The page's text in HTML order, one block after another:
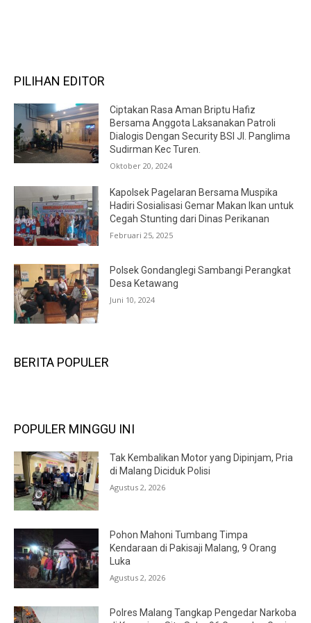
PILIHAN EDITOR
Ciptakan Rasa Aman Briptu Hafiz
Bersama Anggota Laksanakan Patroli
Dialogis Dengan Security BSI Jl. Panglima
Sudirman Kec Turen.
Oktober 20, 2024
Kapolsek Pagelaran Bersama Muspika
Hadiri Sosialisasi Gemar Makan Ikan untuk
Cegah Stunting dari Dinas Perikanan
Februari 25, 2025
Polsek Gondanglegi Sambangi Perangkat
Desa Ketawang
Juni 10, 2024
BERITA POPULER
POPULER MINGGU INI
Tak Kembalikan Motor yang Dipinjam, Pria
di Malang Diciduk Polisi
Agustus 2, 2026
Pohon Mahoni Tumbang Timpa
Kendaraan di Pakisaji Malang, 9 Orang
Luka
Agustus 2, 2026
Polres Malang Tangkap Pengedar Narkoba